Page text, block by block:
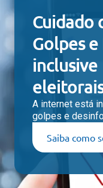
Cuidado
Golpes e
inclusive
A internet está
golpes e
Saiba como